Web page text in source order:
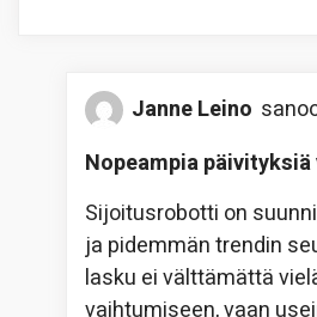
Janne Leino
Nopeampia
Sijoitusrobotti on
ja pidemmän trendin
lasku ei välttämättä
vaihtumiseen, vaan